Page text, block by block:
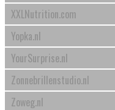
XXLNutrition.com
Yopka.nl
YourSurprise.nl
Zonnebrillenstudio.nl
Zoweg.nl